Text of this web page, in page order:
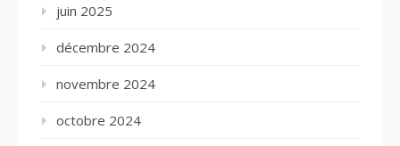
juin 2025
décembre 2024
novembre 2024
octobre 2024